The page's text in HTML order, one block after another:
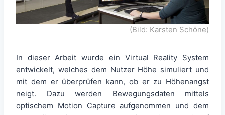
(Bild: Karsten Schöne)
In dieser Arbeit wurde ein Virtual Reality System
entwickelt, welches dem Nutzer Höhe simuliert und
mit dem er überprüfen kann, ob er zu Höhenangst
neigt. Dazu werden Bewegungsdaten mittels
optischem Motion Capture aufgenommen und dem